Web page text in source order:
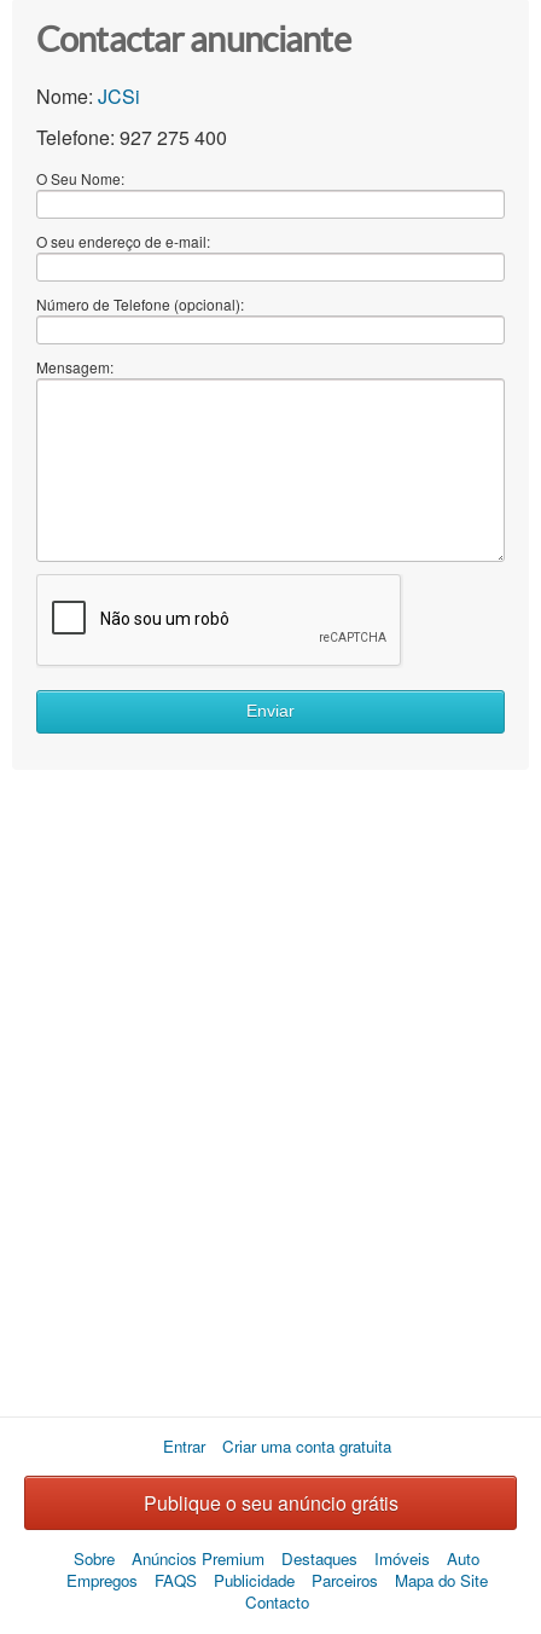
Contactar anunciante
Nome: JCSi
Telefone: 927 275 400
O Seu Nome:
O seu endereço de e-mail:
Número de Telefone (opcional):
Mensagem:
Enviar
Entrar Criar uma conta gratuita
Publique o seu anúncio grátis
Sobre Anúncios Premium Destaques Imóveis
Auto
Empregos
FAQS Publicidade Parceiros
Mapa do Site
Contacto